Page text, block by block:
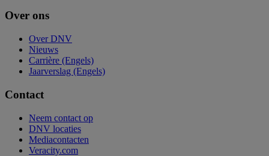
Over ons
Over DNV
Nieuws
Carrière (Engels)
Jaarverslag (Engels)
Contact
Neem contact op
DNV locaties
Mediacontacten
Veracity.com